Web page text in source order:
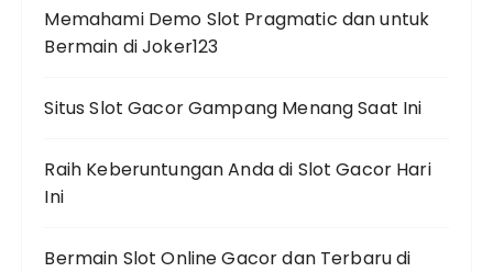
Memahami Demo Slot Pragmatic dan untuk
Bermain di Joker123
Situs Slot Gacor Gampang Menang Saat Ini
Raih Keberuntungan Anda di Slot Gacor Hari
Ini
Bermain Slot Online Gacor dan Terbaru di